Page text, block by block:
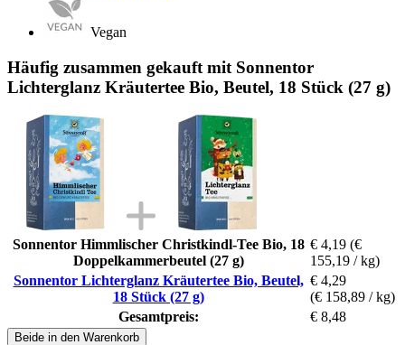
Vegan
Häufig zusammen gekauft mit Sonnentor
Lichterglanz Kräutertee Bio, Beutel, 18 Stück (27 g)
Sonnentor Himmlischer Christkindl-Tee Bio, 18
Doppelkammerbeutel (27 g)
€ 4,19 (€
155,19 / kg)
Sonnentor Lichterglanz Kräutertee Bio, Beutel,
18 Stück (27 g)
€ 4,29
(€ 158,89 / kg)
Gesamtpreis:
€ 8,48
Beide in den Warenkorb